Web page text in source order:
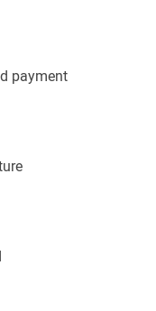
payment